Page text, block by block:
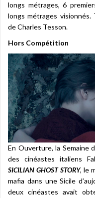
longs métrages, 6
longs métrages visionnés.
de Charles Tesson.
Hors Compétition
En Ouverture, la Semaine
des cinéastes italiens
SICILIAN GHOST STORY, le
mafia dans une Sicile
deux cinéastes avait